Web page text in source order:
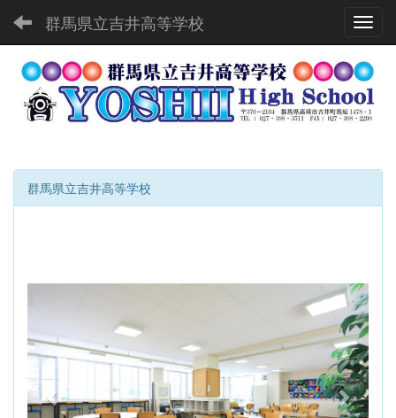
群馬県立吉井高等学校
群馬県立吉井高等学校
e
o
u
s
x
t